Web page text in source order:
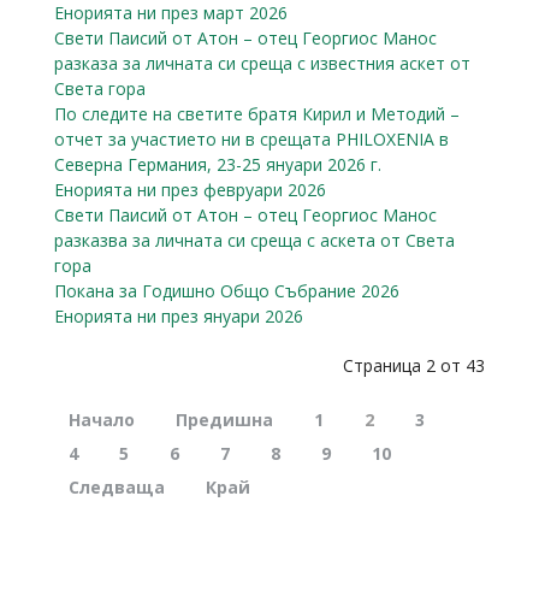
Енорията ни през март 2026
Свети Паисий от Атон – отец Георгиос Манос
разказa за личната си среща с известния аскет от
Света гора
По следите на светите братя Кирил и Методий –
отчет за участието ни в срещата PHILOXENIA в
Северна Германия, 23-25 януари 2026 г.
Енорията ни през февруари 2026
Свети Паисий от Атон – отец Георгиос Манос
разказва за личната си среща с аскета от Света
гора
Покана за Годишно Общо Събрание 2026
Енорията ни през януари 2026
Страница 2 от 43
Начало Предишна 1 2
3
4
5 6 7 8 9
10
Следваща
Край